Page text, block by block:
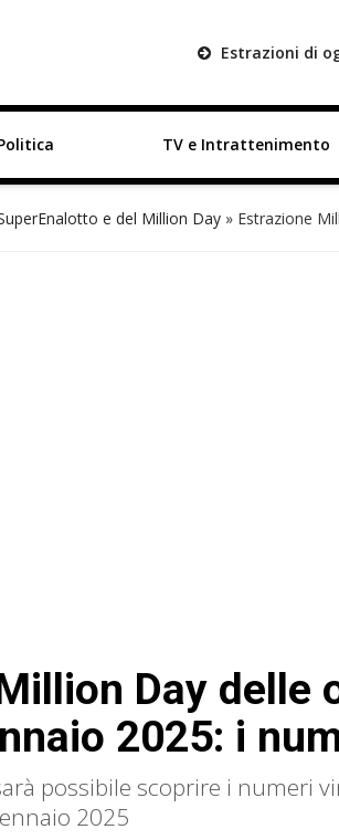
Estrazioni di
TV e Intrattenimento
e del Million Day » Estrazione
Day delle
2025: i
possibile scoprire i numeri
2025